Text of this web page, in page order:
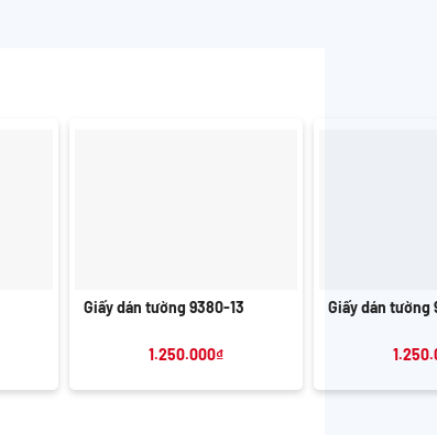
Giấy dán tường 9380-13
1.250.000₫
Giấy dán tường